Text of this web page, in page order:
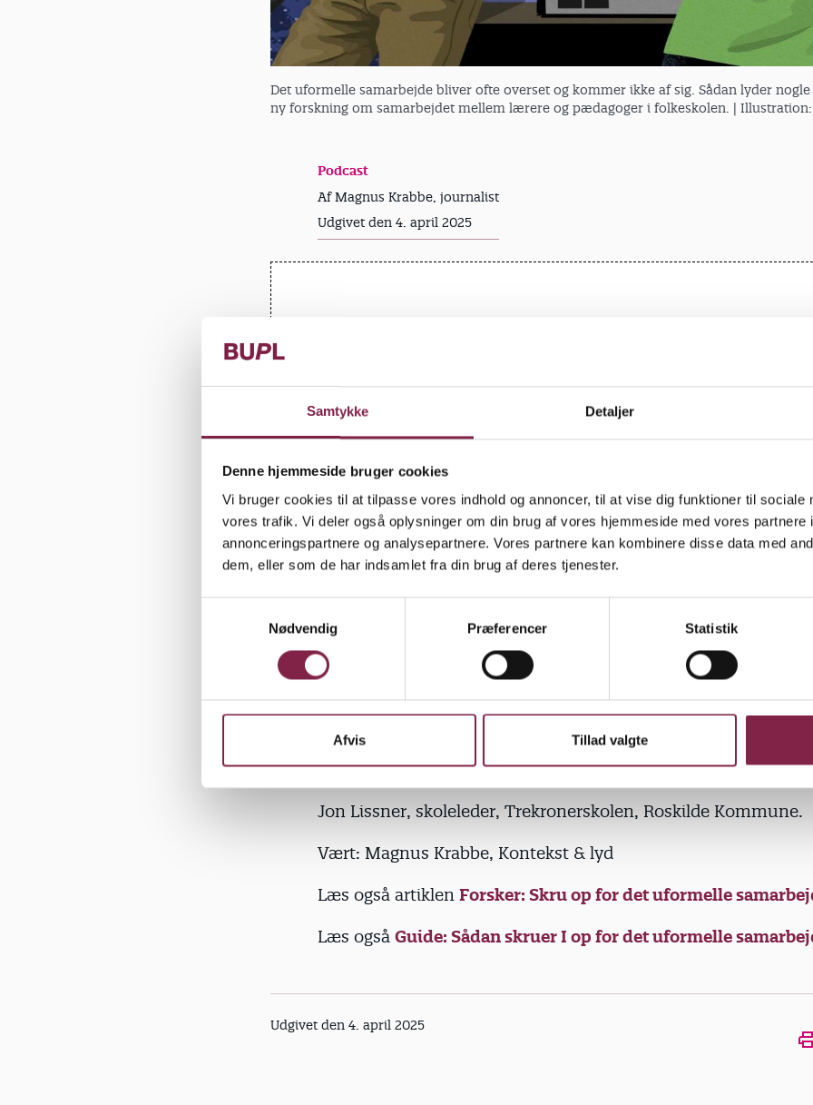
Samtykke Detaljer
Denne hjemmeside bruger cookies
Vi bruger cookies til at tilpasse vores indhold og annoncer, til at vise dig funktioner til sociale
vores trafik. Vi deler også oplysninger om din brug af vores hjemmeside med vores partnere
annonceringspartnere og analysepartnere. Vores partnere kan kombinere disse data med
dem, eller som de har indsamlet fra din brug af deres tjenester.
v
Nødvendig Præferencer Statistik
Afvis Tillad valgte
Det uformelle samarbejde bliver ofte overset og kommer ikke af sig. Sådan lyder
ny forskning om samarbejdet mellem lærere og pædagoger i folkeskolen. |
Podcast
Af Magnus Krabbe, journalist
Udgivet den 4. april 2025
En hurtig evaluering ved kopimaskinen – eller det tilfældige
snakken i frikvarteret. Samarbejdet på skoler mellem lærere og
pædagoger handler om meget mere end de formelle møder i
det alt for ofte bliver overset. For selvom det er uformelt,
ikke af sig selv. Det kræver opbygning af en kultur og fokus på
anerkendelse og de rigtige faciliteter.
Lars Qvortrup, professor emeritus, DPU, Aarhus Universitet.
Jon Lissner, skoleleder, Trekronerskolen, Roskilde Kommune.
Vært: Magnus Krabbe, Kontekst & lyd
Læs også artiklen Forsker: Skru op for det uformelle
Læs også Guide: Sådan skruer I op for det uformelle
Udgivet den 4. april 2025